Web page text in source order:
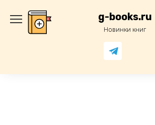
содержанию
g-books.ru
Новинки книг